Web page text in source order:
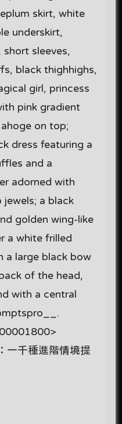
skirt, white
underskirt,
sleeves,
black thighhighs,
girl, princess
pink gradient
on top;
dress featuring a
and a
adorned with
jewels; a black
golden wing-like
a white frilled
a large black bow
of the head,
with a central
一千種進階情境提